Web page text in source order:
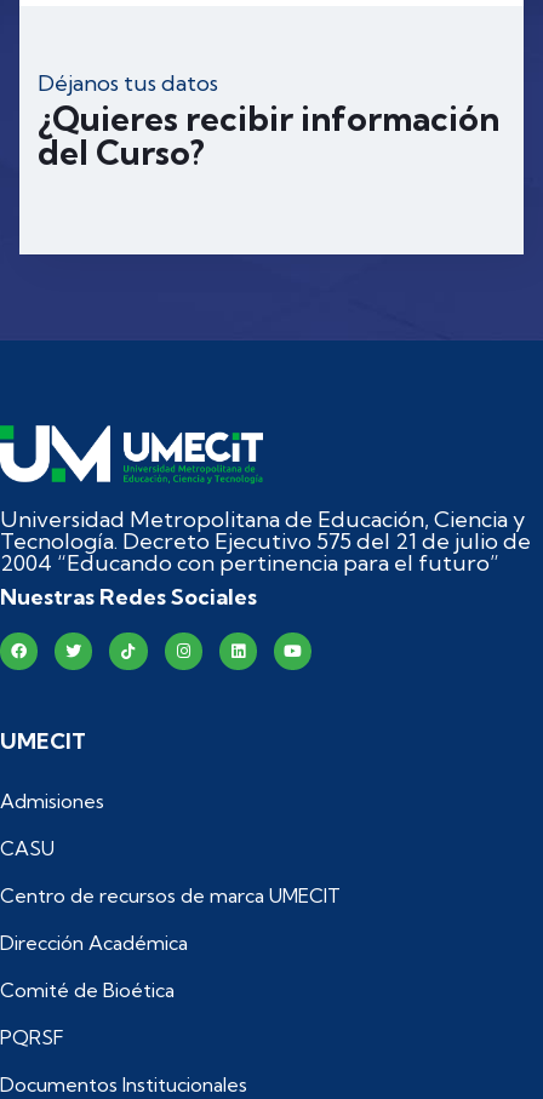
Déjanos tus datos
¿Quieres recibir información
del Curso?
Universidad Metropolitana de Educación, Ciencia y
Tecnología. Decreto Ejecutivo 575 del 21 de julio de
2004 “Educando con pertinencia para el futuro”
Nuestras Redes Sociales
UMECIT
Admisiones
CASU
Centro de recursos de marca UMECIT
Dirección Académica
Comité de Bioética
PQRSF
Documentos Institucionales